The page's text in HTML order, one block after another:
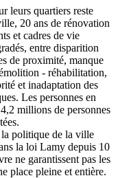
leurs quartiers reste
20 ans de rénovation
et cadres de vie
entre disparition
de proximité, manque
- réhabilitation,
et inadaptation des
Les personnes en
millions de personnes
politique de la ville
la loi Lamy depuis 10
ne garantissent pas les
place pleine et entière.